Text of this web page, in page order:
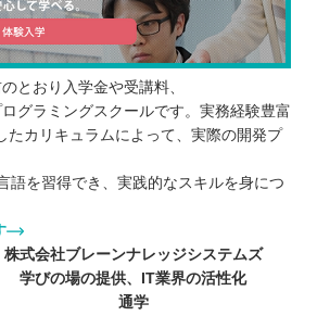
とおり入学金や受講料、
グラミングスクールです。実務経験豊富
たカリキュラムによって、実際の開発プ
語を習得でき、実践的なスキルを身につ
株式会社ブレーンナレッジシステムズ
学びの場の提供、IT業界の活性化
通学